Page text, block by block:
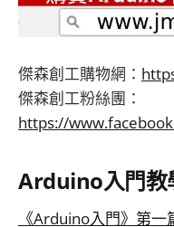
傑森創工購物網：
傑森創工粉絲團：
https://
Arduino入門教
《Arduino入門》第